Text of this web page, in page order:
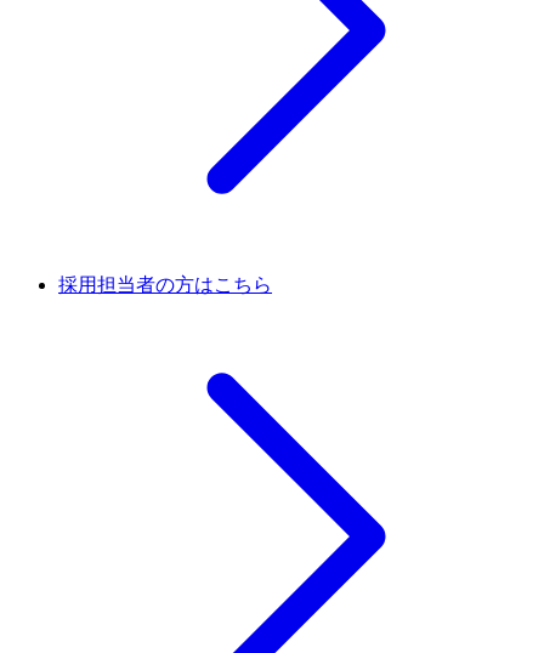
採用担当者の方はこちら